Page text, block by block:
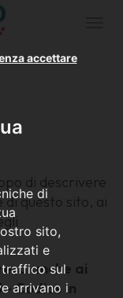
di
sito,
e
traffico sul
arrivano i
accettare
di descrivere
questo sito, ai
anche ai
- Codice in